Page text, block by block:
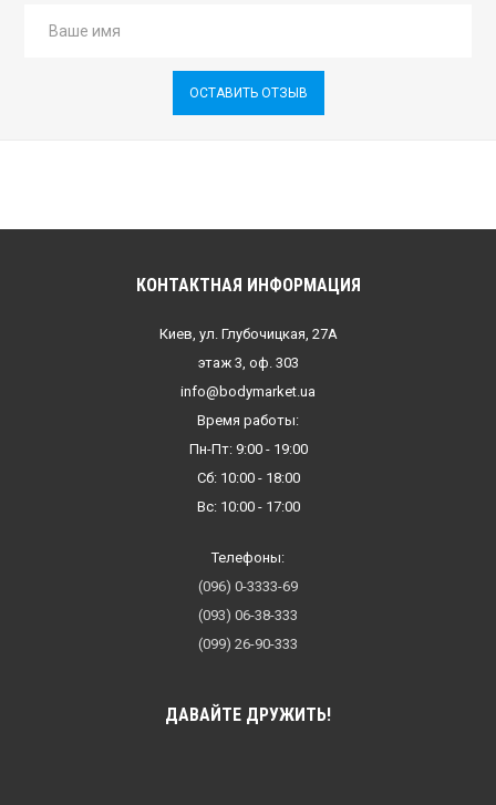
ОСТАВИТЬ ОТЗЫВ
КОНТАКТНАЯ ИНФОРМАЦИЯ
Киев, ул. Глубочицкая, 27А
этаж 3, оф. 303
info@bodymarket.ua
Время работы:
Пн-Пт: 9:00 - 19:00
Сб: 10:00 - 18:00
Вс: 10:00 - 17:00
Телефоны:
(096) 0-3333-69
(093) 06-38-333
(099) 26-90-333
ДАВАЙТЕ ДРУЖИТЬ!